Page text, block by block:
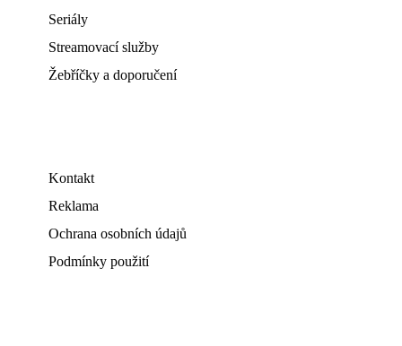
Seriály
Streamovací služby
Žebříčky a doporučení
Kontakt
Reklama
Ochrana osobních údajů
Podmínky použití